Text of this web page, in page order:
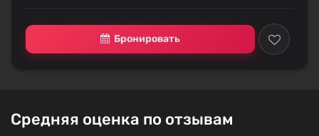
Бронировать
Средняя оценка по отзывам